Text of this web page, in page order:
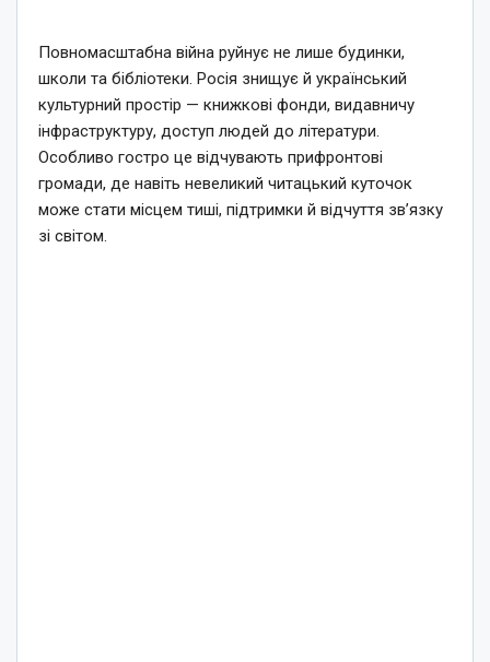
Повномасштабна війна руйнує не лише будинки,
школи та бібліотеки. Росія знищує й український
культурний простір — книжкові фонди, видавничу
інфраструктуру, доступ людей до літератури.
Особливо гостро це відчувають прифронтові
громади, де навіть невеликий читацький куточок
може стати місцем тиші, підтримки й відчуття зв’язку
зі світом.